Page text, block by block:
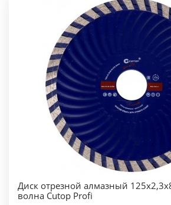
Диск отрезной алмазный
волна Cutop Profi